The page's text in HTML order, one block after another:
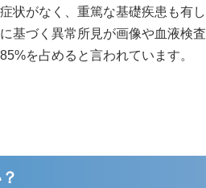
状がなく、重篤な基礎疾患も有し
基づく異常所見が画像や血液検査
を占めると言われています。